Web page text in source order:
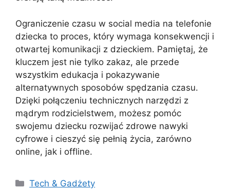
Ograniczenie czasu w social media na telefonie
dziecka to proces, który wymaga konsekwencji i
otwartej komunikacji z dzieckiem. Pamiętaj, że
kluczem jest nie tylko zakaz, ale przede
wszystkim edukacja i pokazywanie
alternatywnych sposobów spędzania czasu.
Dzięki połączeniu technicznych narzędzi z
mądrym rodzicielstwem, możesz pomóc
swojemu dziecku rozwijać zdrowe nawyki
cyfrowe i cieszyć się pełnią życia, zarówno
online, jak i offline.
Kategorie
Tech & Gadżety